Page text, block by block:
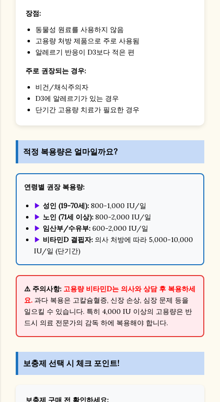
장점:
동물성 원료를 사용하지 않음
고용량 처방 제품으로 주로 사용됨
알레르기 반응이 D3보다 적은 편
주로 권장되는 경우:
비건/채식주의자
D3에 알레르기가 있는 경우
단기간 고용량 치료가 필요한 경우
적정 복용량은 얼마일까요?
연령별 권장 복용량:
▶ 성인 (19-70세): 800-1,000 IU/일
▶ 노인 (71세 이상): 800-2,000 IU/일
▶ 임산부/수유부: 600-2,000 IU/일
▶ 비타민D 결핍자: 의사 처방에 따라 5,000-10,000
IU/일 (단기간)
⚠️ 주의사항: 고용량 비타민D는 의사와 상담 후 복용하세
요. 과다 복용은 고칼슘혈증, 신장 손상, 심장 문제 등을
일으킬 수 있습니다. 특히 4,000 IU 이상의 고용량은 반
드시 의료 전문가의 감독 하에 복용해야 합니다.
보충제 선택 시 체크 포인트!
보충제 구매 전 확인하세요: